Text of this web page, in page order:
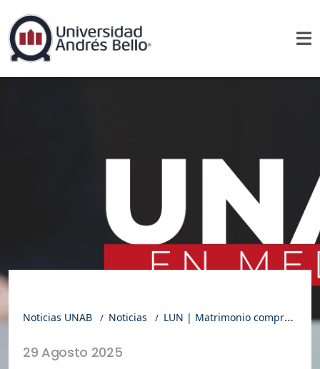
Noticias UNAB Noticias LUN | Matrimonio compró una casa de 100 años y gastó US$10.000 en su renovación
29 Agosto 2025